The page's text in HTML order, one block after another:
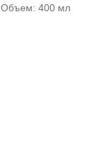
Объем: 400 мл